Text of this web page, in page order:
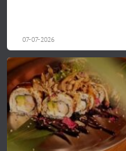
07-07-2026